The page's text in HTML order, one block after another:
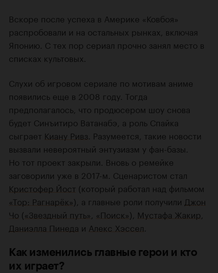
Вскоре после успеха в Америке «Ковбоя»
распробовали и на остальных рынках, включая
Японию. С тех пор сериал прочно занял место в
списках культовых.
Слухи об игровом сериале по мотивам аниме
появились еще в 2008 году. Тогда
предполагалось, что продюсером шоу снова
будет Синъитиро Ватанабэ, а роль Спайка
сыграет Киану Ривз . Разумеется, такие новости
вызвали невероятный энтузиазм у фан-базы.
Но тот проект закрыли. Вновь о ремейке
заговорили уже в 2017-м. Сценаристом стал
Кристофер Йост (который работал над фильмом
«Тор: Рагнарёк»), а главные роли получили Джон
Чо («Звездный путь» «Поиск»), Мустафа Жакир
Даниэлла Пинеда и Алекс Хэссел
Как изменились главные герои и кто
их играет?